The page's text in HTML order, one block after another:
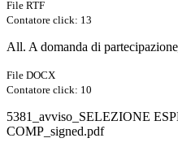
File RTF
Contatore click: 13
All. A domanda di
File DOCX
Contatore click: 10
5381_avviso_SELEZIONE
COMP_signed.pdf